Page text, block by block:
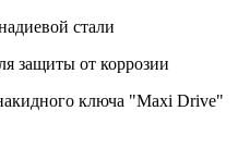
стали
защиты от коррозии
ключа "Maxi Drive"